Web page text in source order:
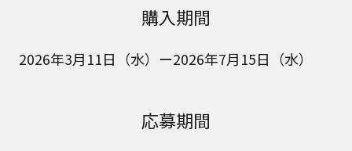
購入期間
2026年3月11日（水）ー2026年7月15日（水）
応募期間